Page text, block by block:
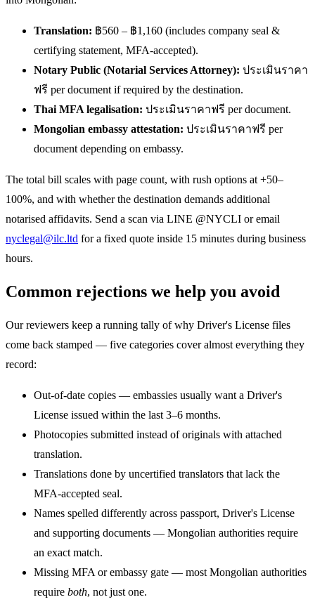
Translation: ฿560 – ฿1,160 (includes company seal &
certifying statement, MFA-accepted).
Notary Public (Notarial Services Attorney): ประเมินราคา
ฟรี per document if required by the destination.
Thai MFA legalisation: ประเมินราคาฟรี per document.
Mongolian embassy attestation: ประเมินราคาฟรี per
document depending on embassy.
The total bill scales with page count, with rush options at +50–
100%, and with whether the destination demands additional
notarised affidavits. Send a scan via LINE @NYCLI or email
nyclegal@ilc.ltd for a fixed quote inside 15 minutes during business
hours.
Common rejections we help you avoid
Our reviewers keep a running tally of why Driver's License files
come back stamped — five categories cover almost everything they
record:
Out-of-date copies — embassies usually want a Driver's
License issued within the last 3–6 months.
Photocopies submitted instead of originals with attached
translation.
Translations done by uncertified translators that lack the
MFA-accepted seal.
Names spelled differently across passport, Driver's License
and supporting documents — Mongolian authorities require
an exact match.
Missing MFA or embassy gate — most Mongolian authorities
require both, not just one.